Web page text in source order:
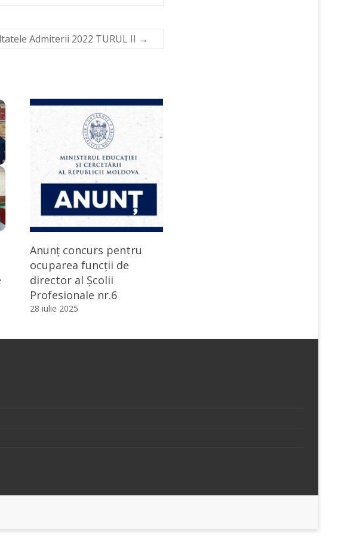
Admiterii 2022 TURUL II →
Anunț concurs pentru
ocuparea funcții de
director al Școlii
Profesionale nr.6
28 iulie 2025